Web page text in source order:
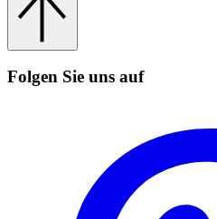
Folgen Sie uns auf